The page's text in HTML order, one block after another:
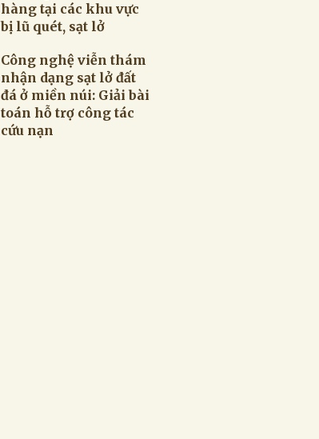
hàng tại các khu vực
bị lũ quét, sạt lở
Công nghệ viễn thám
nhận dạng sạt lở đất
đá ở miền núi: Giải bài
toán hỗ trợ công tác
cứu nạn